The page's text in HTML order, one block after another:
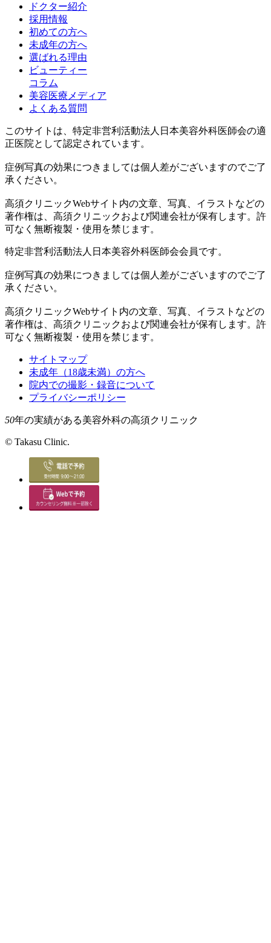
ドクター紹介
採用情報
初めての方へ
未成年の方へ
選ばれる理由
ビューティー
コラム
美容医療メディア
よくある質問
このサイトは、特定非営利活動法人日本美容外科医師会の適
正医院として認定されています。
症例写真の効果につきましては個人差がございますのでご了
承ください。
高須クリニックWebサイト内の文章、写真、イラストなどの
著作権は、高須クリニックおよび関連会社が保有します。許
可なく無断複製・使用を禁じます。
特定非営利活動法人日本美容外科医師会会員です。
症例写真の効果につきましては個人差がございますのでご了
承ください。
高須クリニックWebサイト内の文章、写真、イラストなどの
著作権は、高須クリニックおよび関連会社が保有します。許
可なく無断複製・使用を禁じます。
サイトマップ
未成年（18歳未満）の方へ
院内での撮影・録音について
プライバシーポリシー
50年の実績がある美容外科の高須クリニック
© Takasu Clinic.